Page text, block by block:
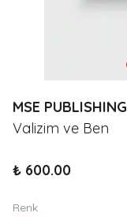
MSE PUBLISHING
Valizim ve Ben
₺ 600.00
Renk